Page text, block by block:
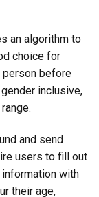
an algorithm to
choice for
before
inclusive,
and send
users to fill out
with
their age,